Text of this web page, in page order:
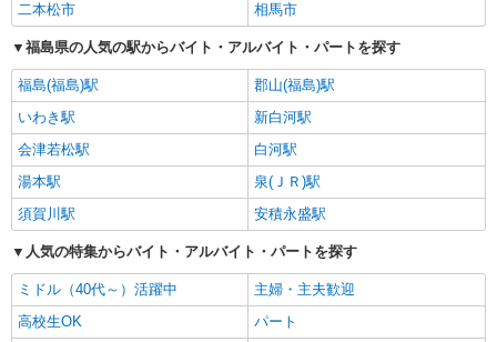
二本松市
相馬市
福島県の人気の駅からバイト・アルバイト・パートを探す
福島(福島)駅
郡山(福島)駅
いわき駅
新白河駅
会津若松駅
白河駅
湯本駅
泉(ＪＲ)駅
須賀川駅
安積永盛駅
人気の特集からバイト・アルバイト・パートを探す
ミドル（40代～）活躍中
主婦・主夫歓迎
高校生OK
パート